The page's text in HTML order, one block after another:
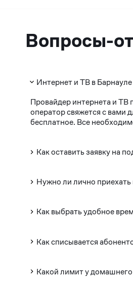
Вопросы-
Интернет и ТВ в
Провайдер интернета и
оператор свяжется с вами
бесплатное. Все
Как оставить заявку на
Нужно ли лично
Как выбрать удобное
Как списывается
Какой лимит у